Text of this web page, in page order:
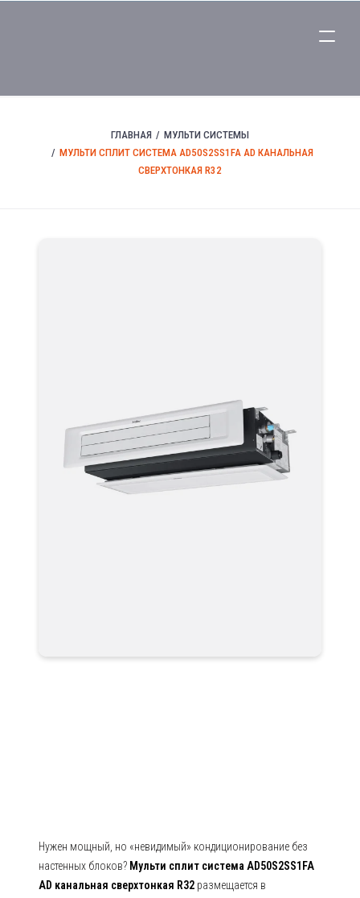
ГЛАВНАЯ
МУЛЬТИ СИСТЕМЫ
МУЛЬТИ СПЛИТ СИСТЕМА AD50S2SS1FA AD КАНАЛЬНАЯ
СВЕРХТОНКАЯ R32
Нужен мощный, но «невидимый» кондиционирование без
настенных блоков? Мульти сплит система AD50S2SS1FA
AD канальная сверхтонкая R32 размещается в